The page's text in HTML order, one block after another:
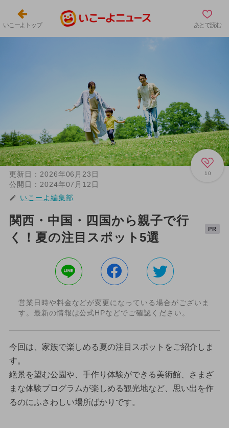
いこーよトップ あとで読む
10
更新日： 2026年06月23日
公開日： 2024年07月12日
いこーよ編集部
関西・中国・四国から親子で行
く！夏の注目スポット5選
PR
営業日時や料金などが変更になっている場合がございま
す。最新の情報は公式HPなどでご確認ください。
今回は、家族で楽しめる夏の注目スポットをご紹介しま
す。
絶景を望む公園や、手作り体験ができる美術館、さまざ
まな体験プログラムが楽しめる観光地など、思い出を作
るのにふさわしい場所ばかりです。